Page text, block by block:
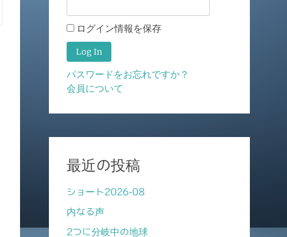
ログイン情報を保存
パスワードをお忘れですか？
会員について
最近の投稿
ショート2026-08
内なる声
2つに分岐中の地球